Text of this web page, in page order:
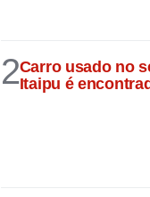
2Carro usado no
Itaipu é